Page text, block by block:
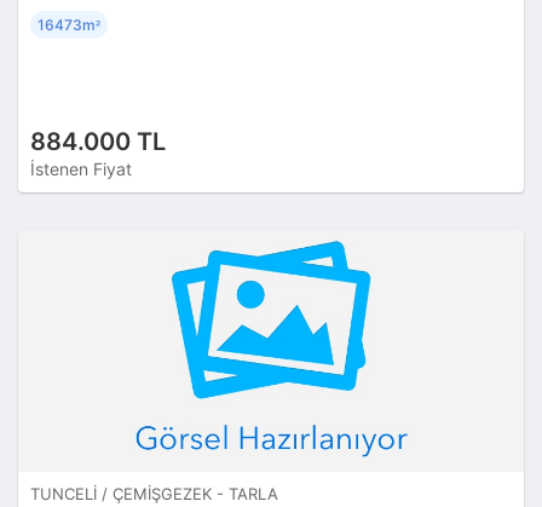
884.000 TL
İstenen Fiyat
16473m²
TUNCELI / ÇEMIŞGEZEK - TARLA